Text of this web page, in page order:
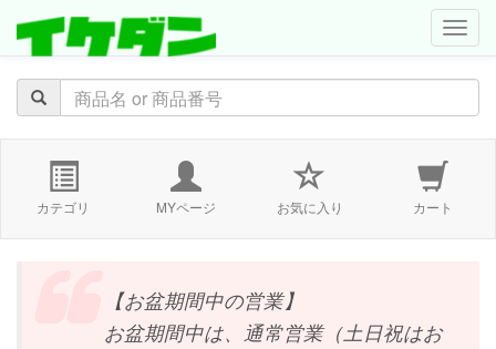
カテゴリ MYページ お気に入り カート
【お盆期間中の営業】
お盆期間中は、通常営業（土日祝はお